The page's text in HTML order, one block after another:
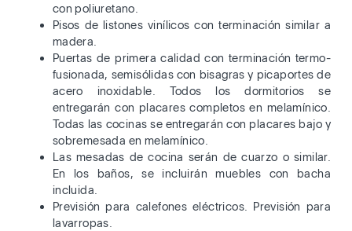
con poliuretano.
Pisos de listones vinílicos con terminación similar a
madera.
Puertas de primera calidad con terminación termo-
fusionada, semisólidas con bisagras y picaportes de
acero inoxidable. Todos los dormitorios se
entregarán con placares completos en melamínico.
Todas las cocinas se entregarán con placares bajo y
sobremesada en melamínico.
Las mesadas de cocina serán de cuarzo o similar.
En los baños, se incluirán muebles con bacha
incluida.
Previsión para calefones eléctricos. Previsión para
lavarropas.